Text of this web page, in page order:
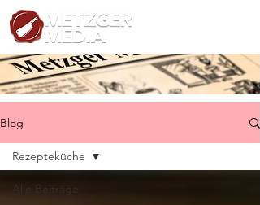
Blog
Alle Beiträge
Rezepteküche